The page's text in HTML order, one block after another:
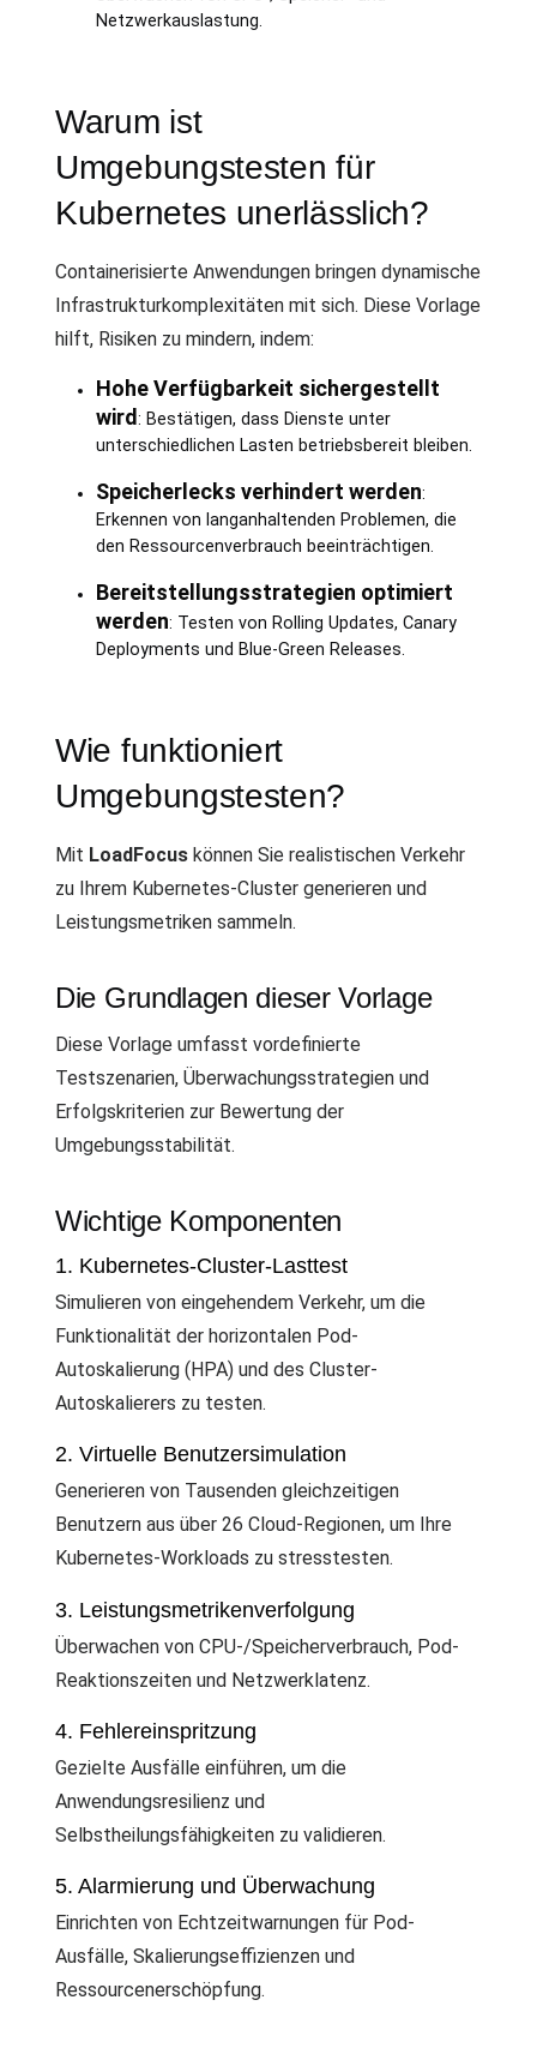
Netzwerkauslastung.
Warum ist
Umgebungstesten für
Kubernetes unerlässlich?
Containerisierte Anwendungen bringen dynamische
Infrastrukturkomplexitäten mit sich. Diese Vorlage
hilft, Risiken zu mindern, indem:
Hohe Verfügbarkeit sichergestellt
wird : Bestätigen, dass Dienste unter
unterschiedlichen Lasten betriebsbereit bleiben.
Speicherlecks verhindert werden:
Erkennen von langanhaltenden Problemen, die
den Ressourcenverbrauch beeinträchtigen.
Bereitstellungsstrategien optimiert
werden: Testen von Rolling Updates, Canary
Deployments und Blue-Green Releases.
Wie funktioniert
Umgebungstesten?
Mit LoadFocus können Sie realistischen Verkehr
zu Ihrem Kubernetes-Cluster generieren und
Leistungsmetriken sammeln.
Die Grundlagen dieser Vorlage
Diese Vorlage umfasst vordefinierte
Testszenarien, Überwachungsstrategien und
Erfolgskriterien zur Bewertung der
Umgebungsstabilität.
Wichtige Komponenten
1. Kubernetes-Cluster-Lasttest
Simulieren von eingehendem Verkehr, um die
Funktionalität der horizontalen Pod-
Autoskalierung (HPA) und des Cluster-
Autoskalierers zu testen.
2. Virtuelle Benutzersimulation
Generieren von Tausenden gleichzeitigen
Benutzern aus über 26 Cloud-Regionen, um Ihre
Kubernetes-Workloads zu stresstesten.
3. Leistungsmetrikenverfolgung
Überwachen von CPU-/Speicherverbrauch, Pod-
Reaktionszeiten und Netzwerklatenz.
4. Fehlereinspritzung
Gezielte Ausfälle einführen, um die
Anwendungsresilienz und
Selbstheilungsfähigkeiten zu validieren.
5. Alarmierung und Überwachung
Einrichten von Echtzeitwarnungen für Pod-
Ausfälle, Skalierungseffizienzen und
Ressourcenerschöpfung.